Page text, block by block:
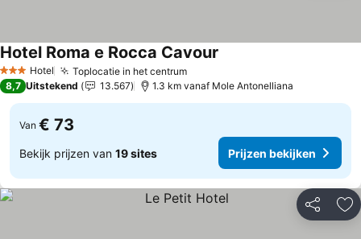
3 SterrenHotel Toplocatie in het centrum
Hotel Roma e Rocca Cavour
8,7 Uitstekend 13.567 1.3 km vanaf Mole Antonelliana
Van € 73
Bekijk prijzen van 19 sites Prijzen bekijken
Delen